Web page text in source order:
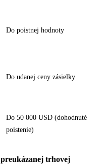
Do poistnej hodnoty
Do udanej ceny zásielky
Do 50 000 USD (dohodnuté
poistenie)
preukázanej trhovej